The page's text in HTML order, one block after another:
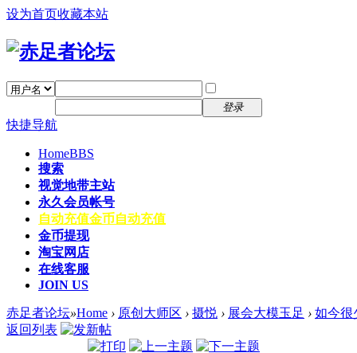
设为首页收藏本站
登录
快捷导航
HomeBBS
搜索
视觉地带主站
永久会员帐号
自动充值金币自动充值
金币提现
淘宝网店
在线客服
JOIN US
赤足者论坛»Home › 原创大师区 › 摄悦 › 展会大模玉足 › 如今很
返回列表